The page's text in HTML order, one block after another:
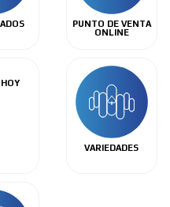
PUNTO DE VENTA
ONLINE
VARIEDADES